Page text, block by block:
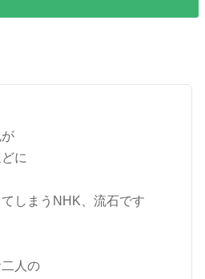
に
しまうNHK、流石です
人の